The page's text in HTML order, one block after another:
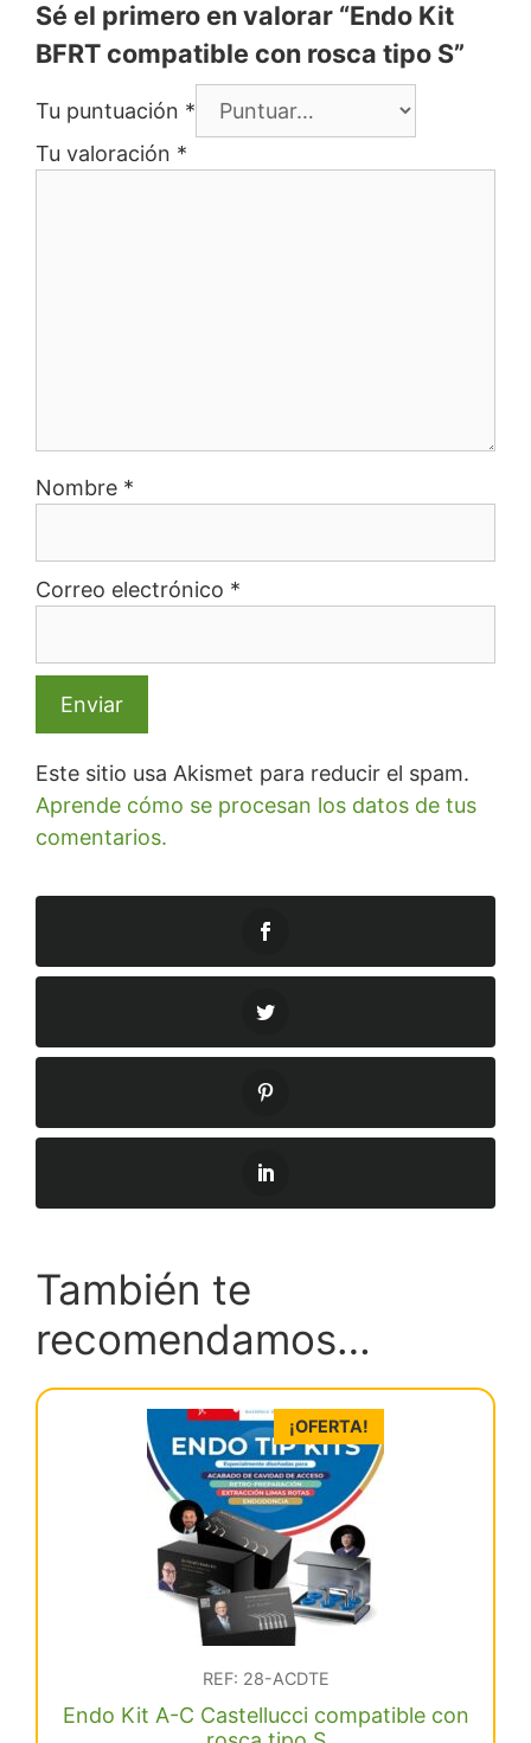
Sé el primero en valorar “Endo Kit
BFRT compatible con rosca tipo S”
Tu puntuación *
Tu valoración *
Nombre *
Correo electrónico *
Este sitio usa Akismet para reducir el spam.
Aprende cómo se procesan los datos de tus
comentarios.
También te
recomendamos…
¡OFERTA!
REF: 28-ACDTE
Endo Kit A-C Castellucci compatible con